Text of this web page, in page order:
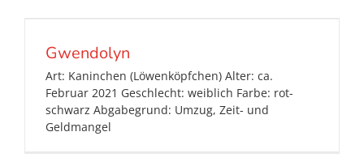
Gwendolyn
Art: Kaninchen (Löwenköpfchen) Alter: ca.
Februar 2021 Geschlecht: weiblich Farbe: rot-
schwarz Abgabegrund: Umzug, Zeit- und
Geldmangel